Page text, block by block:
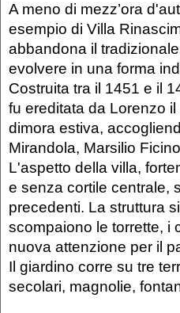
A meno di mezz’ora
esempio di Villa
abbandona il
evolvere in una forma
Costruita tra il 1451 e il
fu ereditata da Lorenzo
dimora estiva,
Mirandola, Marsilio
L'aspetto della villa,
e senza cortile centrale,
precedenti. La struttura
scompaiono le torrette, i
nuova attenzione per il
Il giardino corre su tre
secolari, magnolie,